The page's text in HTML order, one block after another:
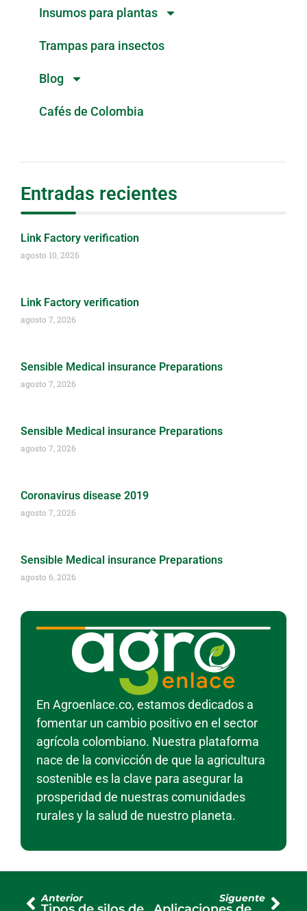
Insumos para plantas
Trampas para insectos
Blog
Cafés de Colombia
Entradas recientes
Link Factory verification
agosto 10, 2026
Link Factory verification
agosto 7, 2026
Sensible Medical insurance Preparations
agosto 7, 2026
Sensible Medical insurance Preparations
agosto 7, 2026
Coronavirus disease 2019
agosto 7, 2026
Sensible Medical insurance Preparations
agosto 6, 2026
En Agroenlace.co, estamos dedicados a
fomentar un cambio positivo en el sector
agrícola colombiano. Nuestra plataforma
nace de la convicción de que la agricultura
sostenible es la clave para asegurar la
prosperidad de nuestras comunidades
rurales y la salud de nuestro planeta.
Anterior Siguente